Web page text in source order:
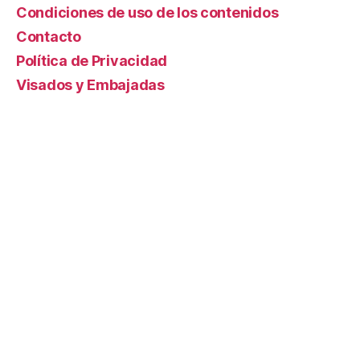
Condiciones de uso de los contenidos
Contacto
Política de Privacidad
Visados y Embajadas